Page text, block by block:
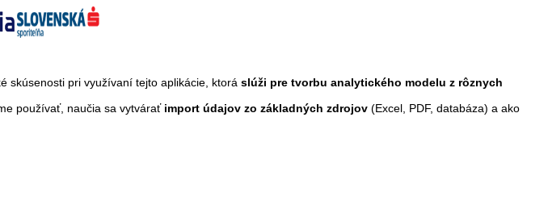
skúsenosti pri využívaní tejto aplikácie, ktorá slúži pre tvorbu analytického modelu z rôznych
používať, naučia sa vytvárať import údajov zo základných zdrojov (Excel, PDF, databáza) a ako